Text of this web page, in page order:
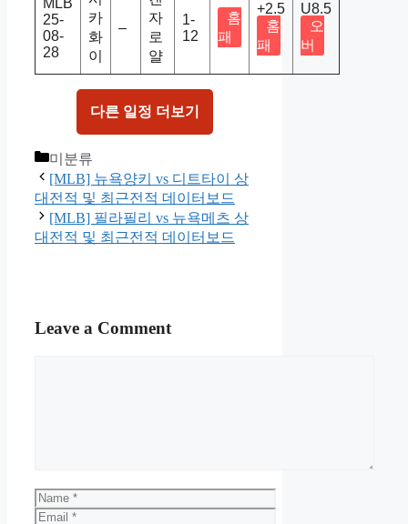
25-
08-
28
카
화
이
–
자
로
얄
1-
12
홈
패
+2.5
홈
패
U8.5
오
버
다른 일정 더보기
Categories
미분류
[MLB] 뉴욕양키 vs 디트타이 상
대전적 및 최근전적 데이터보드
[MLB] 필라필리 vs 뉴욕메츠 상
대전적 및 최근전적 데이터보드
Leave a Comment
Name
Email